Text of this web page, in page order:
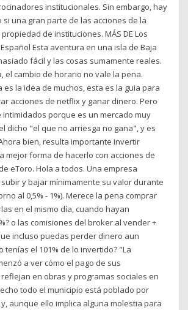
institucionales. Sin embargo, hay
una gran parte de las acciones de la
de instituciones. MÁS DE Los
Esta aventura en una isla de Baja
fácil y las cosas sumamente reales.
el cambio de horario no vale la pena.
es la idea de muchos, esta es la guia para
acciones de netflix y ganar dinero. Pero
porque es un mercado muy
dicho "el que no arriesga no gana", y es
bien, resulta importante invertir
mejor forma de hacerlo con acciones de
eToro. Hola a todos. Una empresa
y bajar mínimamente su valor durante
al 0,5% - 1%). Merece la pena comprar
en el mismo día, cuando hayan
o las comisiones del broker al vender +
incluso puedas perder dinero aun
tenías el 101% de lo invertido? "La
a ver cómo el pago de sus
en obras y programas sociales en
todo el municipio está poblado por
aunque ello implica alguna molestia para